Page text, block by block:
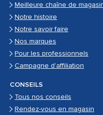
Meilleure chaîne de
Notre histoire
Notre savoir faire
Nos marques
Pour les professionnels
Campagne d'affiliation
CONSEILS
Tous nos conseils
Rendez-vous en magasin